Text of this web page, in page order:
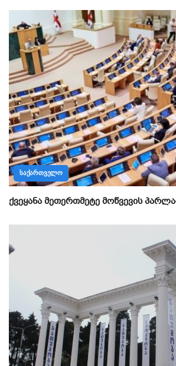
ᲡᲐᲥᲐᲠᲗᲕᲔᲚᲝ
ქვეყანა მეთერთმეტე მოწვევის